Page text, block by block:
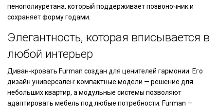
пенополиуретана, который поддерживает позвоночник и
сохраняет форму годами.
Элегантность, которая вписывается в
любой интерьер
Диван-кровать Furman создан для ценителей гармонии. Его
дизайн универсален: компактные модели — решение для
небольших квартир, а модульные системы позволяют
адаптировать мебель под любые потребности. Furman —